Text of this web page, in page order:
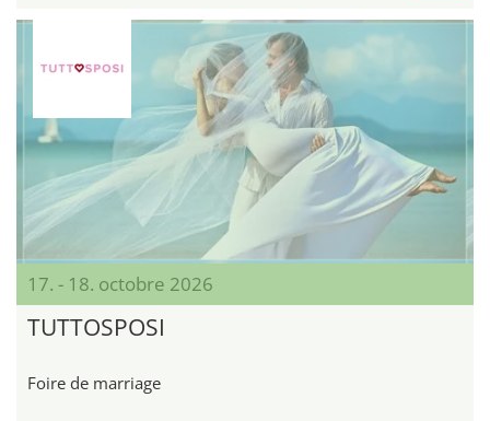
17. - 18. octobre 2026
TUTTOSPOSI
Foire de marriage